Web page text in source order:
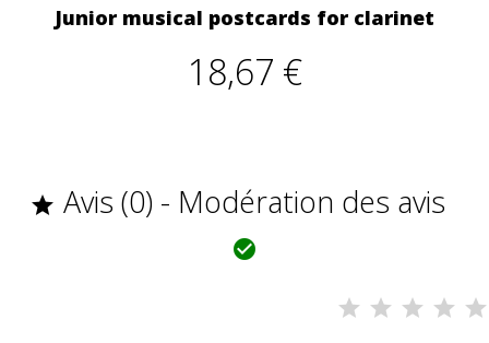
Junior musical postcards for clarinet
18,67 €
 Avis (0) - Modération des avis
